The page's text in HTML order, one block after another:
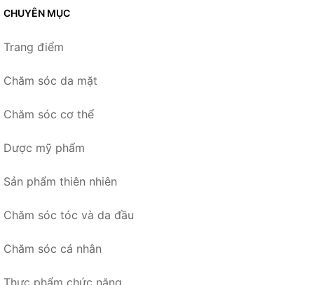
CHUYÊN MỤC
Trang điểm
Chăm sóc da mặt
Chăm sóc cơ thể
Dược mỹ phẩm
Sản phẩm thiên nhiên
Chăm sóc tóc và da đầu
Chăm sóc cá nhân
Thực phẩm chức năng